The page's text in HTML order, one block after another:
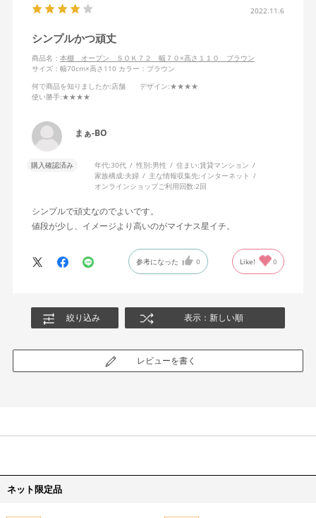
2022.11.6
シンプルかつ頑丈
商品名： 本棚 オープン ＳＯＫ７２ 幅７０×高さ１１０ ブラウン
サイズ：幅70cm×高さ110 カラー：ブラウン
何で商品を知りましたか:店舗 デザイン:★★★★
使い勝手:★★★★
まぁ-BO
購入確認済み 年代:30代 性別:男性 住まい:賃貸マンション
家族構成:夫婦 主な情報収集先:インターネット
オンラインショップご利用回数:2回
シンプルで頑丈なのでよいです。
値段が少し、イメージより高いのがマイナス星イチ。
参考になった 0 Like! 0
絞り込み 表示：新しい順
レビューを書く
ネット限定品